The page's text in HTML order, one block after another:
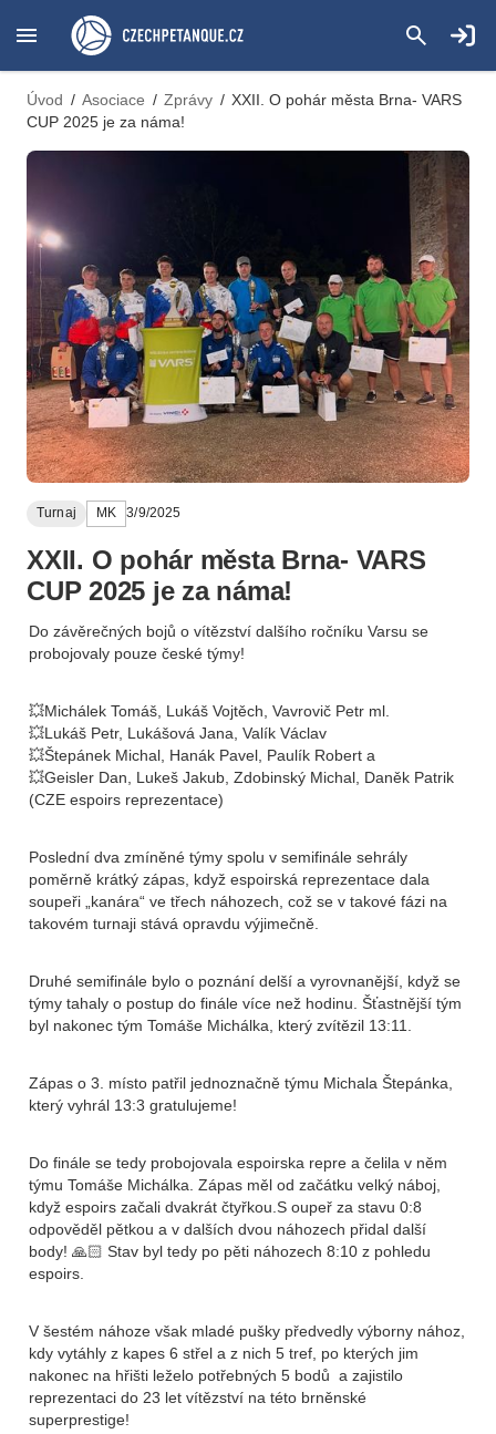
Úvod / Asociace / Zprávy / XXII. O pohár města Brna- VARS
CUP 2025 je za náma!
Turnaj MK 3/9/2025
XXII. O pohár města Brna- VARS
CUP 2025 je za náma!
Do závěrečných bojů o vítězství dalšího ročníku Varsu se
probojovaly pouze české týmy!
💥Michálek Tomáš, Lukáš Vojtěch, Vavrovič Petr ml.
💥Lukáš Petr, Lukášová Jana, Valík Václav
💥Štepánek Michal, Hanák Pavel, Paulík Robert a
💥Geisler Dan, Lukeš Jakub, Zdobinský Michal, Daněk Patrik
(CZE espoirs reprezentace)
Poslední dva zmíněné týmy spolu v semifinále sehrály
poměrně krátký zápas, když espoirská reprezentace dala
soupeři „kanára“ ve třech náhozech, což se v takové fázi na
takovém turnaji stává opravdu výjimečně.
Druhé semifinále bylo o poznání delší a vyrovnanější, když se
týmy tahaly o postup do finále více než hodinu. Šťastnější tým
byl nakonec tým Tomáše Michálka, který zvítězil 13:11.
Zápas o 3. místo patřil jednoznačně týmu Michala Štepánka,
který vyhrál 13:3 gratulujeme!
Do finále se tedy probojovala espoirska repre a čelila v něm
týmu Tomáše Michálka. Zápas měl od začátku velký náboj,
když espoirs začali dvakrát čtyřkou.S oupeř za stavu 0:8
odpověděl pětkou a v dalších dvou náhozech přidal další
body! 🙏🏻 Stav byl tedy po pěti náhozech 8:10 z pohledu
espoirs.
V šestém náhoze však mladé pušky předvedly výborny nához,
kdy vytáhly z kapes 6 střel a z nich 5 tref, po kterých jim
nakonec na hřišti leželo potřebných 5 bodů a zajistilo
reprezentaci do 23 let vítězství na této brněnské
superprestige!